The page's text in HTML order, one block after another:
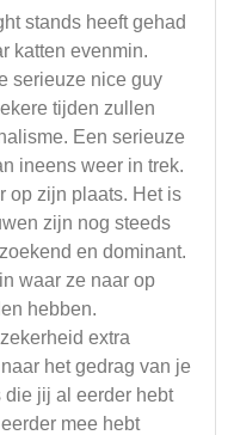
stands heeft gehad
katten evenmin.
serieuze nice guy
tijden zullen
Een serieuze
ineens weer in trek.
op zijn plaats. Het is
zijn nog steeds
en dominant.
waar ze naar op
hebben.
extra
het gedrag van je
die jij al eerder hebt
mee hebt